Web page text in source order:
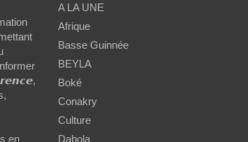
en
A LA UNE
Afrique
Basse Guinnée
BEYLA
Boké
Conakry
Culture
Dabola